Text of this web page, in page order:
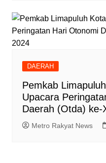
DAERAH
Pemkab
Upacara
Daerah (Otda) ke-
Metro Rakyat News